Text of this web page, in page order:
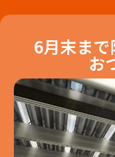
6月末ま
お